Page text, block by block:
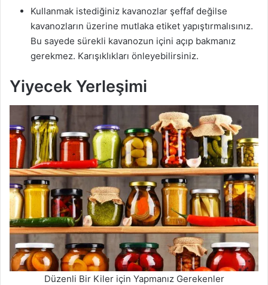
Kullanmak istediğiniz kavanozlar şeffaf değilse
kavanozların üzerine mutlaka etiket yapıştırmalısınız.
Bu sayede sürekli kavanozun içini açıp bakmanız
gerekmez. Karışıklıkları önleyebilirsiniz.
Yiyecek Yerleşimi
Düzenli Bir Kiler için Yapmanız Gerekenler